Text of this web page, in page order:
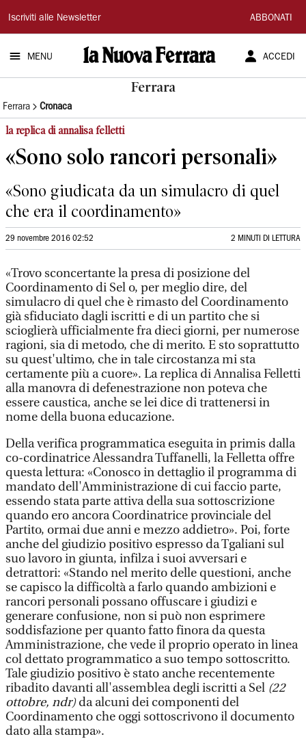
La
Nuova
Ferrara
Iscriviti alle Newsletter ABBONATI
MENU ACCEDI
Ferrara
Ferrara Cronaca
la replica di annalisa felletti
«Sono solo rancori personali»
«Sono giudicata da un simulacro di quel
che era il coordinamento»
29 novembre 2016 02:52 2 MINUTI DI LETTURA
«Trovo sconcertante la presa di posizione del
Coordinamento di Sel o, per meglio dire, del
simulacro di quel che è rimasto del Coordinamento
già sfiduciato dagli iscritti e di un partito che si
scioglierà ufficialmente fra dieci giorni, per numerose
ragioni, sia di metodo, che di merito. E sto soprattutto
su quest'ultimo, che in tale circostanza mi sta
certamente più a cuore». La replica di Annalisa Felletti
alla manovra di defenestrazione non poteva che
essere caustica, anche se lei dice di trattenersi in
nome della buona educazione.
Della verifica programmatica eseguita in primis dalla
co-cordinatrice Alessandra Tuffanelli, la Felletta offre
questa lettura: «Conosco in dettaglio il programma di
mandato dell'Amministrazione di cui faccio parte,
essendo stata parte attiva della sua sottoscrizione
quando ero ancora Coordinatrice provinciale del
Partito, ormai due anni e mezzo addietro». Poi, forte
anche del giudizio positivo espresso da Tgaliani sul
suo lavoro in giunta, infilza i suoi avversari e
detrattori: «Stando nel merito delle questioni, anche
se capisco la difficoltà a farlo quando ambizioni e
rancori personali possano offuscare i giudizi e
generare confusione, non si può non esprimere
soddisfazione per quanto fatto finora da questa
Amministrazione, che vede il proprio operato in linea
col dettato programmatico a suo tempo sottoscritto.
Tale giudizio positivo è stato anche recentemente
ribadito davanti all'assemblea degli iscritti a Sel (22
ottobre, ndr)da alcuni dei componenti del
Coordinamento che oggi sottoscrivono il documento
dato alla stampa».